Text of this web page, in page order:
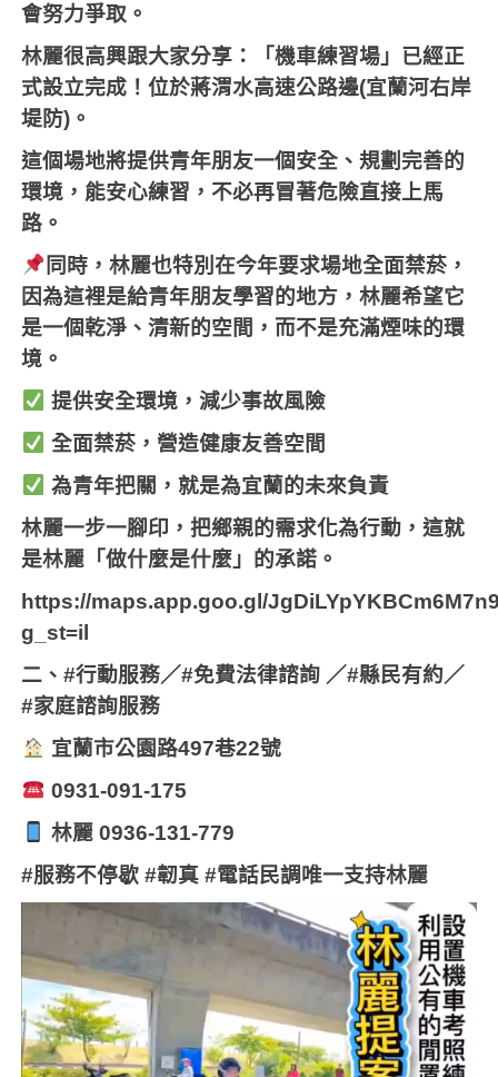
會努力爭取。
林麗很高興跟大家分享：「機車練習場」已經正
式設立完成！位於蔣渭水高速公路邊(宜蘭河右岸
堤防) 。
這個場地將提供青年朋友一個安全、規劃完善的
環境，能安心練習，不必再冒著危險直接上馬
路。
同時，林麗也特別在今年要求場地全面禁菸，
因為這裡是給青年朋友學習的地方，林麗希望它
是一個乾淨、清新的空間，而不是充滿煙味的環
境。
提供安全環境，減少事故風險
全面禁菸，營造健康友善空間
為青年把關，就是為宜蘭的未來負責
林麗一步一腳印，把鄉親的需求化為行動，這就
是林麗「做什麼是什麼」的承諾。
https://maps.app.goo.gl/
g_st=il
二、#行動服務／#免費法律諮詢 ／#縣民有約／
#家庭諮詢服務
宜蘭市公園路497巷22號
️ 0931-091-175
林麗0936-131-779
#服務不停歇 #韌真 #電話民調唯一支持林麗